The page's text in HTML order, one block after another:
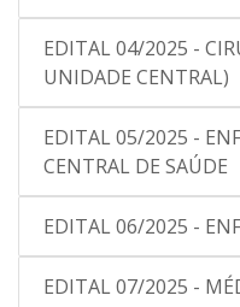
EDITAL 04/2025 -
UNIDADE CENTRAL)
EDITAL 05/2025 -
CENTRAL DE SAÚDE
EDITAL 06/2025 -
EDITAL 07/2025 -